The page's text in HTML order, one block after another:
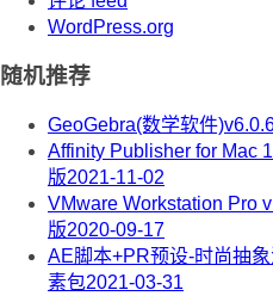
WordPress.org
随机推荐
GeoGebra(数学软件
Affinity Publisher for Mac
版2021-11-02
VMware Workstation Pro
版2020-09-17
AE脚本+PR预设-时尚抽
素包2021-03-31